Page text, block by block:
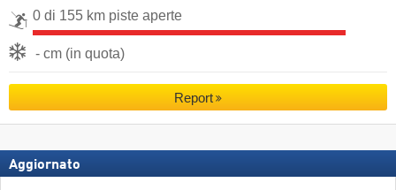
0 di 155 km piste aperte
- cm (in quota)
Report
Aggiornato